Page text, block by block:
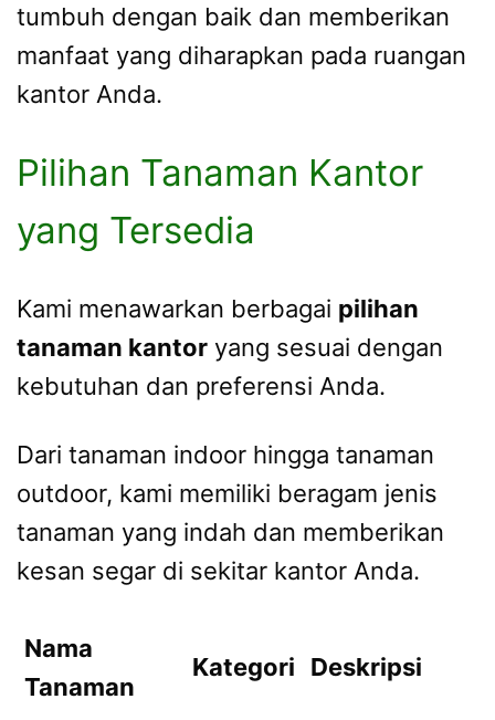
tumbuh dengan baik dan memberikan
manfaat yang diharapkan pada ruangan
kantor Anda.
Pilihan Tanaman Kantor
yang Tersedia
Kami menawarkan berbagai pilihan
tanaman kantor yang sesuai dengan
kebutuhan dan preferensi Anda.
Dari tanaman indoor hingga tanaman
outdoor, kami memiliki beragam jenis
tanaman yang indah dan memberikan
kesan segar di sekitar kantor Anda.
Nama
Tanaman
Kategori Deskripsi